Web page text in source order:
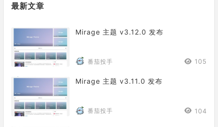
最新文章
Mirage 主题 v3.12.0 发布
番茄投手 105
Mirage 主题 v3.11.0 发布
番茄投手 104